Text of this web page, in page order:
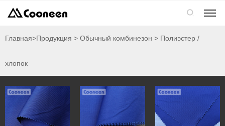

Главная>Продукция > Обычный комбинезон > Полиэстер /
хлопок